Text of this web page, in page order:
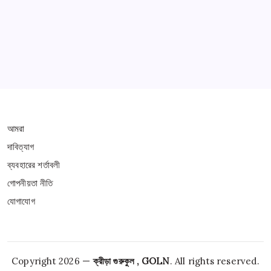
আমরা
দাবিত্যাগ
ব্যবহারের শর্তাবলী
গোপনীয়তা নীতি
যোগাযোগ
Copyright 2026 —ক্রীড়া গুরুকুল , GOLN. All rights reserved.